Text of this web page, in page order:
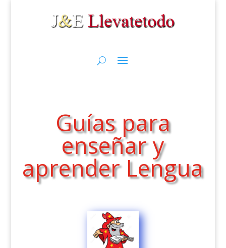
Guías para
enseñar y
aprender Lengua